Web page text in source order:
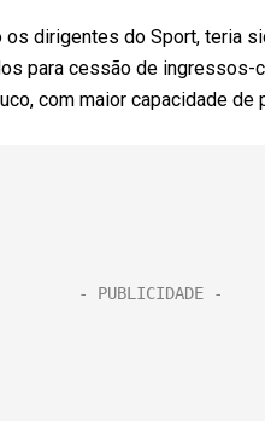
os dirigentes do Sport, teria
para cessão de
com maior capacidade de